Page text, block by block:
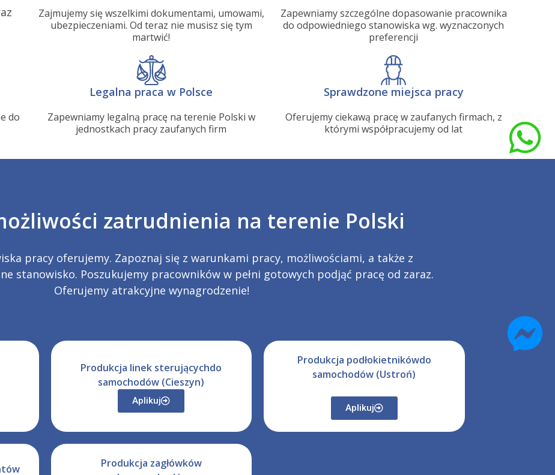
Zajmujemy się wszelkimi dokumentami, umowami,
ubezpieczeniami. Od teraz nie musisz się tym
martwić!
Zapewniamy szczególne dopasowanie pracownika
do odpowiedniego stanowiska wg. wyznaczonych
preferencji
do
Legalna praca w Polsce
Zapewniamy legalną pracę na terenie Polski w
jednostkach pracy zaufanych firm
Sprawdzone miejsca pracy
Oferujemy ciekawą pracę w zaufanych firmach, z
którymi współpracujemy od lat
zatrudnienia na terenie Polski
pracy oferujemy. Zapoznaj się z warunkami pracy, możliwościami, a także z
stanowisko. Poszukujemy pracowników w pełni gotowych podjąć pracę od zaraz.
Oferujemy atrakcyjne wynagrodzenie!
Produkcja linek sterującychdo
samochodów (Cieszyn)
Aplikuj
Produkcja podłokietnikówdo
samochodów (Ustroń)
Aplikuj
Produkcja zagłówków